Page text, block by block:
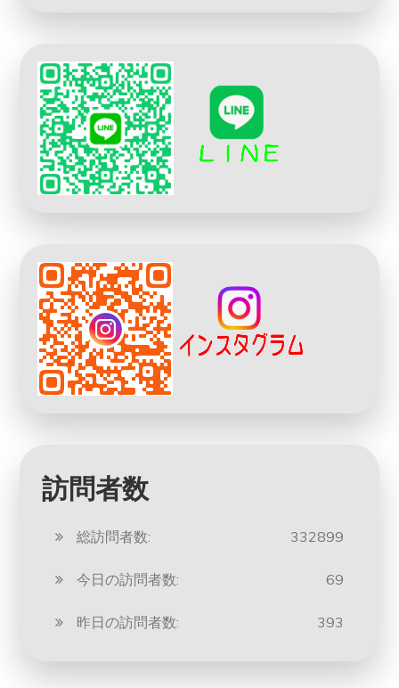
訪問者数
332899
総訪問者数:
69
今日の訪問者数:
393
昨日の訪問者数: